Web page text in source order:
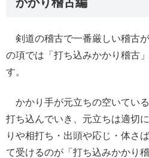
剣道の稽古で一番厳しい稽古
の項では「打ち込みかかり稽古
す。
かかり手が元立ちの空いてい
打ち込んでいき、元立ちは適切
りや相打ち・出頭や応じ・体さ
て受けるのが「打ち込みかかり